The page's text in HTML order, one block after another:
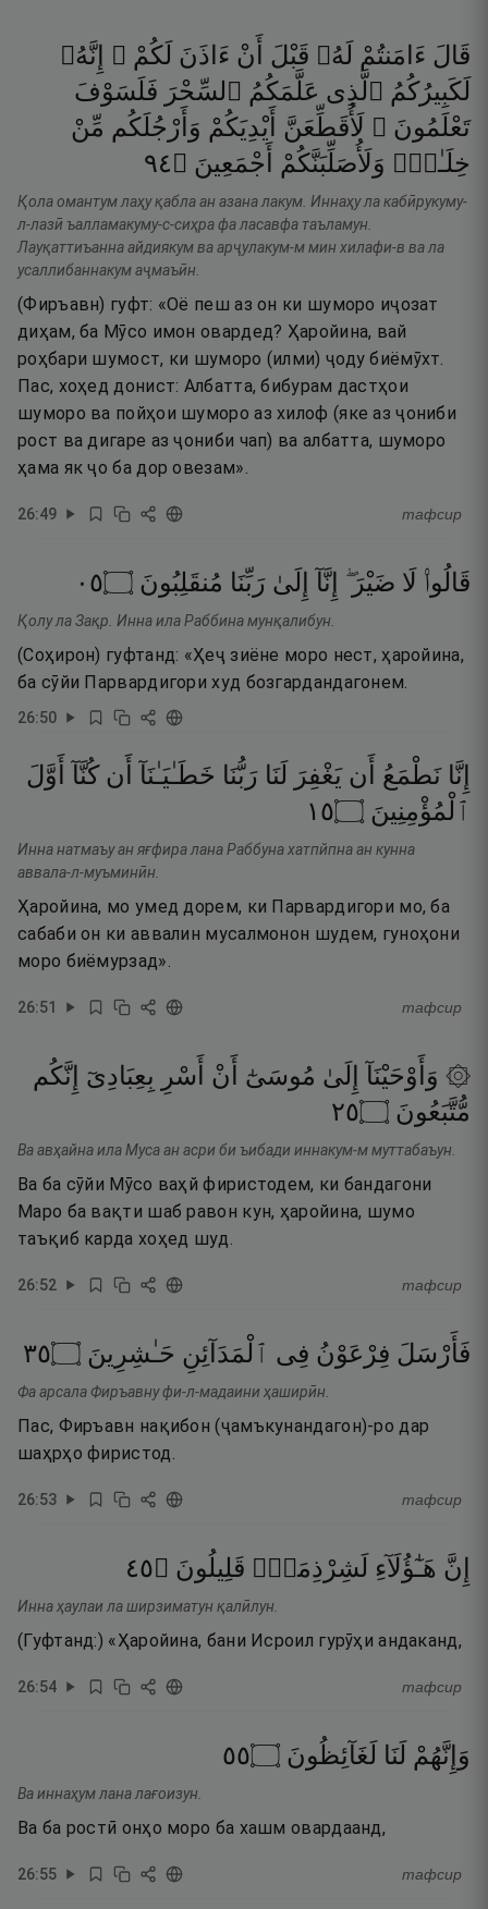
قَالَ ءَامَنتُمْ لَهُۥ قَبْلَ أَنْ ءَاذَنَ لَكُمْ ۖ إِنَّهُۥ
لَكَبِيرُكُمُ ٱلَّذِى عَلَّمَكُمُ ٱلسِّحْرَ فَلَسَوْفَ
تَعْلَمُونَ ۚ لَأُقَطِّعَنَّ أَيْدِيَكُمْ وَأَرْجُلَكُم مِّنْ
خِلَـٰفٍۢ وَلَأُصَلِّبَنَّكُمْ أَجْمَعِينَ ۝٤٩
Қола омантум лаҳу қабла ан азана лакум. Иннаҳу ла кабӣрукуму-
л-лазӣ ъалламакуму-с-сиҳра фа ласавфа таъламун.
Лауқаттиъанна айдиякум ва арҷулакум-м мин хилафи-в ва ла
усаллибаннакум аҷмаъӣн.
(Фиръавн) гуфт: «Оё пеш аз он ки шуморо иҷозат
диҳам, ба Мӯсо имон овардед? Ҳаройина, вай
роҳбари шумост, ки шуморо (илми) ҷоду биёмӯхт.
Пас, хоҳед донист: Албатта, бибурам дастҳои
шуморо ва пойҳои шуморо аз хилоф (яке аз ҷониби
рост ва дигаре аз ҷониби чап) ва албатта, шуморо
ҳама як ҷо ба дор овезам».
26:49 тафсир
قَالُوا۟ لَا ضَيْرَ ۖ إِنَّآ إِلَىٰ رَبِّنَا مُنقَلِبُونَ ۝٥٠
Қолу ла Зақр. Инна ила Раббина мунқалибун.
(Соҳирон) гуфтанд: «Ҳеҷ зиёне моро нест, ҳаройина,
ба сӯйи Парвардигори худ бозгардандагонем.
26:50
إِنَّا نَطْمَعُ أَن يَغْفِرَ لَنَا رَبُّنَا خَطَـٰيَـٰنَآ أَن كُنَّآ
أَوَّلَ
ٱلْمُؤْمِنِينَ ۝٥١
Инна натмаъу ан яғфира лана Раббуна хатпйпна ан кунна
аввала-л-муъминӣн.
Ҳаройина, мо умед дорем, ки Парвардигори мо, ба
сабаби он ки аввалин мусалмонон шудем, гуноҳони
моро биёмурзад».
26:51 тафсир
۞ وَأَوْحَيْنَآ إِلَىٰ مُوسَىٰٓ أَنْ أَسْرِ بِعِبَادِىٓ إِنَّكُم
مُّتَّبَعُونَ ۝٥٢
Ва авҳайна ила Муса ан асри би ъибади иннакум-м муттабаъун.
Ва ба сӯйи Мӯсо ваҳй фиристодем, ки бандагони
Маро ба вақти шаб равон кун, ҳаройина, шумо
таъқиб карда хоҳед шуд.
26:52 тафсир
فَأَرْسَلَ فِرْعَوْنُ فِى ٱلْمَدَآئِنِ حَـٰشِرِينَ ۝٥٣
Фа арсала Фиръавну фи-л-мадаини ҳаширӣн.
Пас, Фиръавн нақибон (ҷамъкунандагон)-ро дар
шаҳрҳо фиристод.
26:53 тафсир
إِنَّ هَـٰٓؤُلَآءِ لَشِرْذِمَةٌۭ قَلِيلُونَ ۝٥٤
Инна ҳаулаи ла ширзиматун қалӣлун.
(Гуфтанд:) «Ҳаройина, бани Исроил гурӯҳи андаканд,
26:54 тафсир
وَإِنَّهُمْ لَنَا لَغَآئِظُونَ ۝٥٥
Ва иннаҳум лана лағоизун.
Ва ба ростӣ онҳо моро ба хашм овардаанд,
26:55 тафсир